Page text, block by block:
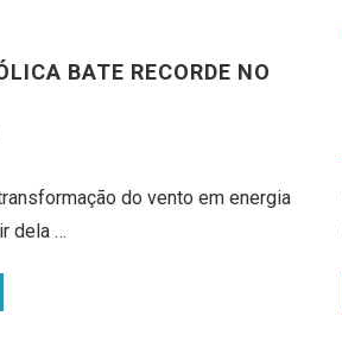
BATE RECORDE NO
do vento em energia
dela …